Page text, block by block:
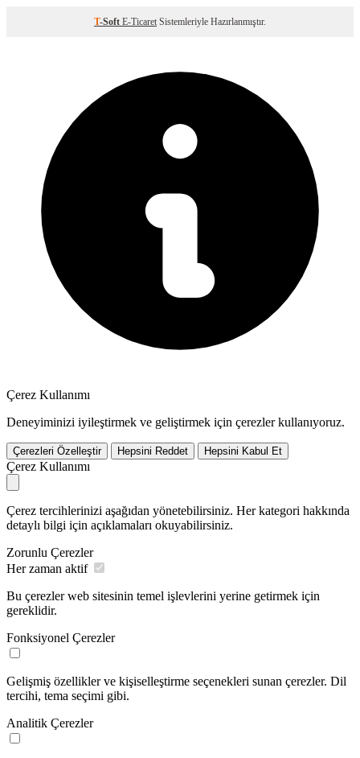
T-Soft E-Ticaret Sistemleriyle Hazırlanmıştır.
Çerez Kullanımı
Deneyiminizi iyileştirmek ve geliştirmek için çerezler kullanıyoruz.
Çerezleri Özelleştir Hepsini Reddet Hepsini Kabul Et
Çerez Kullanımı
Çerez tercihlerinizi aşağıdan yönetebilirsiniz. Her kategori hakkında
detaylı bilgi için açıklamaları okuyabilirsiniz.
Zorunlu Çerezler
Her zaman aktif
Bu çerezler web sitesinin temel işlevlerini yerine getirmek için
gereklidir.
Fonksiyonel Çerezler
Gelişmiş özellikler ve kişiselleştirme seçenekleri sunan çerezler. Dil
tercihi, tema seçimi gibi.
Analitik Çerezler